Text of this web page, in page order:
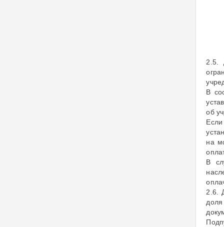
2.5.
В
об
на
В
2.6.